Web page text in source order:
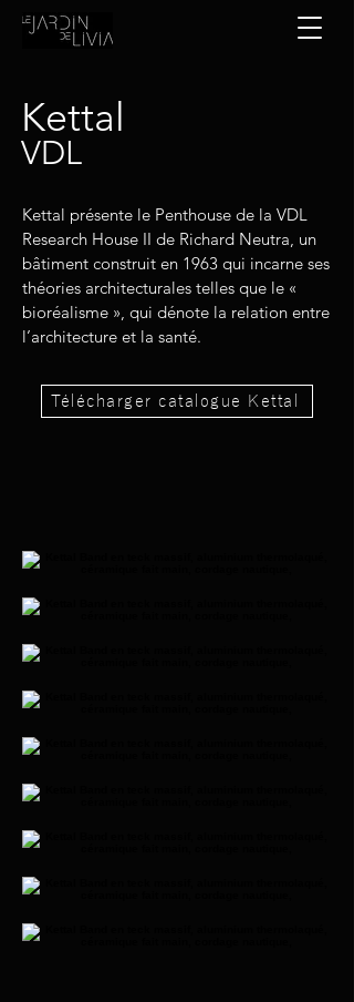
Kettal
VDL
Kettal présente le Penthouse de la VDL
Research House II de Richard Neutra, un
bâtiment construit en 1963 qui incarne ses
théories architecturales telles que le «
bioréalisme », qui dénote la relation entre
l’architecture et la santé.
Télécharger catalogue Kettal